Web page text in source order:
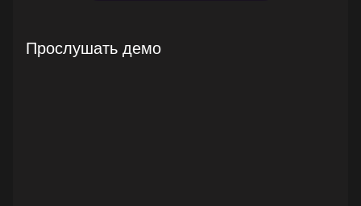
Прослушать демо